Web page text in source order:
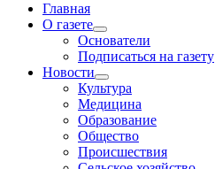
Главная
О газете
Основатели
Подписаться на газету
Новости
Культура
Медицина
Образование
Общество
Происшествия